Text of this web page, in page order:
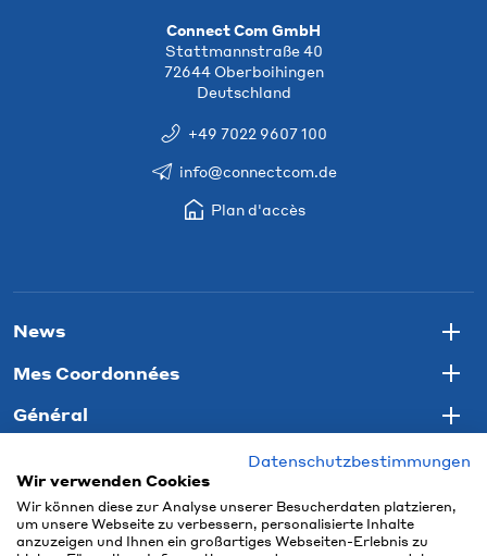
Connect Com GmbH
Stattmannstraße 40
72644 Oberboihingen
Deutschland
+49 7022 9607 100
info@connectcom.de
Plan d'accès
News
Mes Coordonnées
Général
Datenschutzbestimmungen
Wir verwenden Cookies
Wir können diese zur Analyse unserer Besucherdaten platzieren,
um unsere Webseite zu verbessern, personalisierte Inhalte
anzuzeigen und Ihnen ein großartiges Webseiten-Erlebnis zu